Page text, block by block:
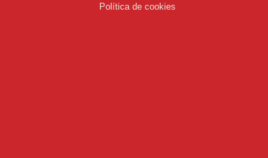
Política de cookies